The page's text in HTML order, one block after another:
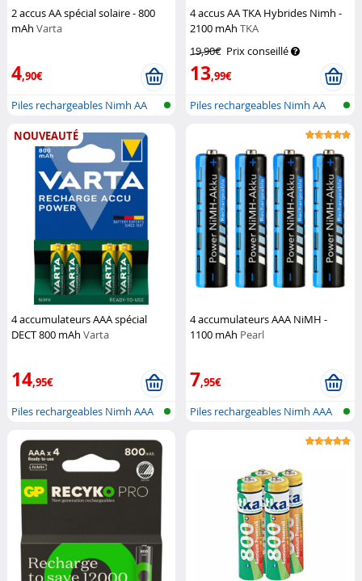
2 accus AA spécial solaire - 800
mAh Varta
4,90€
Piles rechargeables Nimh AA
4 accus AA TKA Hybrides Nimh -
2100 mAhTKA
19,90€ Prix conseillé
13,99€
Piles rechargeables Nimh AA
NOUVEAUTÉ
4 accumulateurs AAA spécial
DECT 800 mAh Varta
14,95€
Piles rechargeables Nimh AAA
4 accumulateurs AAA NiMH -
1100 mAh Pearl
7,95€
Piles rechargeables Nimh AAA